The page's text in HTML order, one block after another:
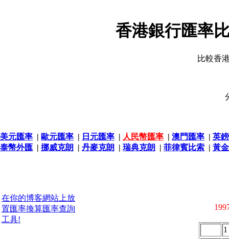
香港銀行匯率
比較香
美元匯率 | 歐元匯率 | 日元匯率 | 人民幣匯率 | 澳門匯率 | 英
泰幣外匯 | 挪威克朗 | 丹麥克朗 | 瑞典克朗 | 菲律賓比索 | 黃
在你的博客網站上放
置匯率換算匯率查詢
工具!
1